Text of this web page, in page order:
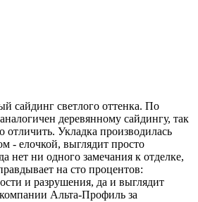
сайдинг светлого оттенка. По
деревянному сайдингу, так
Укладка производилась
- елочкой, выглядит просто
нет ни одного замечания к отделке,
на сто процентов:
и разрушения, да и выглядит
Альта-Профиль за